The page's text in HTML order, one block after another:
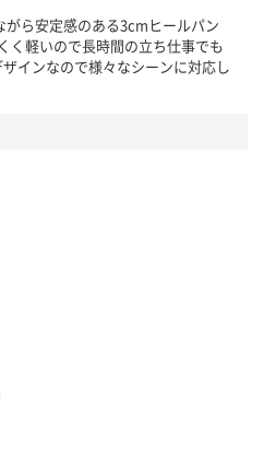
ら安定感のある3cmヒールパン
く軽いので長時間の立ち仕事でも
インなので様々なシーンに対応し